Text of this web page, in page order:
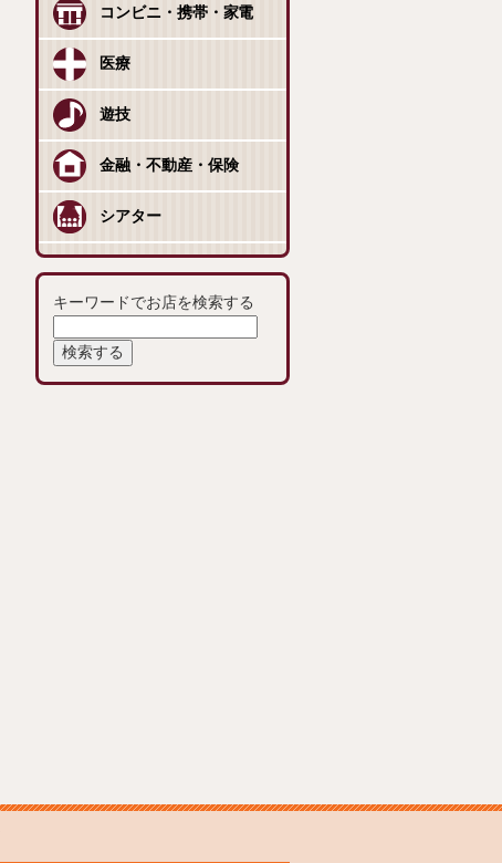
コンビニ・携帯・家電
医療
遊技
金融・不動産・保険
シアター
キーワードでお店を検索する